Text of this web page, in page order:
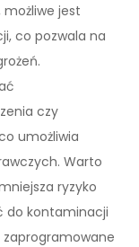
jest
co pozwala na
czy
umożliwia
Warto
ryzyko
do kontaminacji